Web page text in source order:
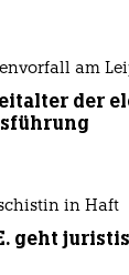
am
der
in Haft
geht